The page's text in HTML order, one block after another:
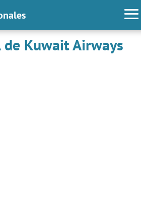
de Kuwait Airways